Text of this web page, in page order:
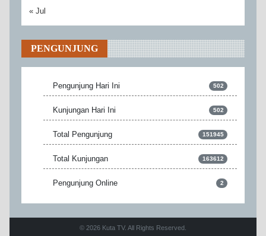
« Jul
PENGUNJUNG
Pengunjung Hari Ini 502
Kunjungan Hari Ini 502
Total Pengunjung 151945
Total Kunjungan 163612
Pengunjung Online 2
© 2026 Kuta TV. All Rights Reserved.